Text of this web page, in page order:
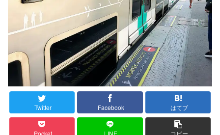
Twitter Facebook はてブ